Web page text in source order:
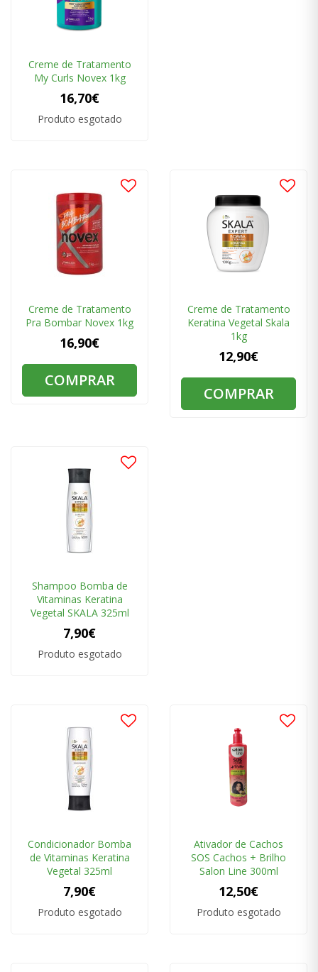
Creme de Tratamento
My Curls Novex 1kg
16,70€
Produto esgotado
Creme de Tratamento
Pra Bombar Novex 1kg
16,90€
COMPRAR
Creme de Tratamento
Keratina Vegetal Skala
1kg
12,90€
COMPRAR
Shampoo Bomba de
Vitaminas Keratina
Vegetal SKALA 325ml
7,90€
Produto esgotado
Condicionador Bomba
de Vitaminas Keratina
Vegetal 325ml
7,90€
Produto esgotado
Ativador de Cachos
SOS Cachos + Brilho
Salon Line 300ml
12,50€
Produto esgotado